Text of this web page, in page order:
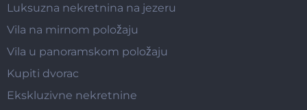
Luksuzna nekretnina na jezeru
Vila na mirnom položaju
Vila u panoramskom položaju
Kupiti dvorac
Ekskluzivne nekretnine